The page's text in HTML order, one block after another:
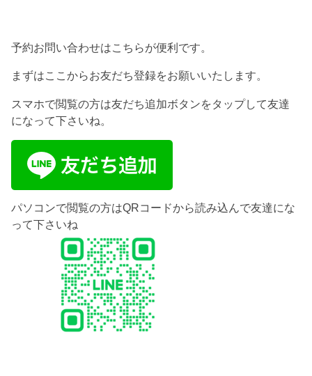
予約お問い合わせはこちらが便利です。
まずはここからお友だち登録をお願いいたします。
スマホで閲覧の方は友だち追加ボタンをタップして友達
になって下さいね。
パソコンで閲覧の方はQRコードから読み込んで友達にな
って下さいね